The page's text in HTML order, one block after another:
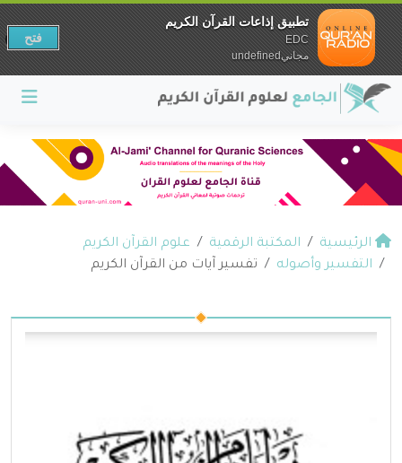
الرئيسية المكتبة الرقمية
علوم القرآن الكريم
التفسير وأصوله
تفسير آيات من القرآن الكريم
تطبيق إذاعات القرآن الكريم
EDC
مجانيundefined
فتح